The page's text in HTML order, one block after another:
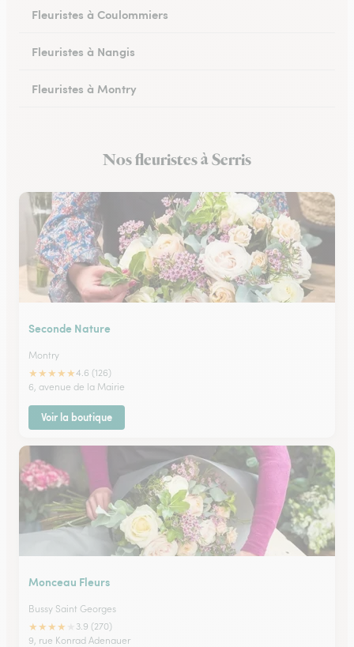
Fleuristes à Coulommiers
Fleuristes à Nangis
Fleuristes à Montry
Fleuristes à EsblyNos fleuristes à Serris
Seconde Nature
Montry
★★★★★4.6 (126)
6, avenue de la Mairie
Voir la boutique
Monceau Fleurs
Bussy Saint Georges
★★★★
3.9 (270)
9, rue Konrad Adenauer